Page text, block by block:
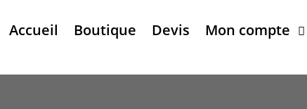
Accueil Boutique Devis Mon compte